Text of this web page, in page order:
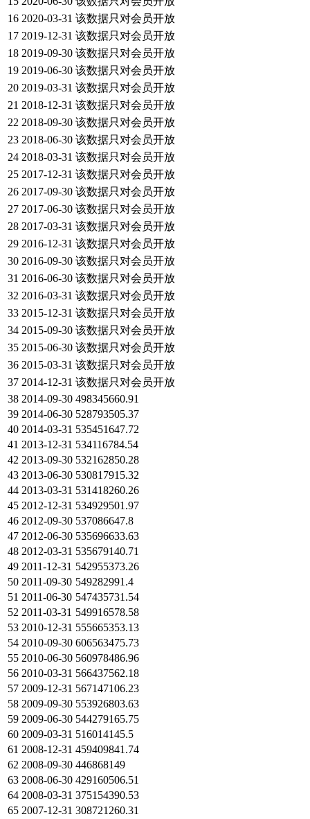
16 2020-03-31 该数据只对会员开放
17 2019-12-31 该数据只对会员开放
18 2019-09-30 该数据只对会员开放
19 2019-06-30 该数据只对会员开放
20 2019-03-31 该数据只对会员开放
21 2018-12-31 该数据只对会员开放
22 2018-09-30 该数据只对会员开放
23 2018-06-30 该数据只对会员开放
24 2018-03-31 该数据只对会员开放
25 2017-12-31 该数据只对会员开放
26 2017-09-30 该数据只对会员开放
27 2017-06-30 该数据只对会员开放
28 2017-03-31 该数据只对会员开放
29 2016-12-31 该数据只对会员开放
30 2016-09-30 该数据只对会员开放
31 2016-06-30 该数据只对会员开放
32 2016-03-31 该数据只对会员开放
33 2015-12-31 该数据只对会员开放
34 2015-09-30 该数据只对会员开放
35 2015-06-30 该数据只对会员开放
36 2015-03-31 该数据只对会员开放
37 2014-12-31 该数据只对会员开放
38 2014-09-30 498345660.91
39 2014-06-30 528793505.37
40 2014-03-31 535451647.72
41 2013-12-31 534116784.54
42 2013-09-30 532162850.28
43 2013-06-30 530817915.32
44 2013-03-31 531418260.26
45 2012-12-31 534929501.97
46 2012-09-30 537086647.8
47 2012-06-30 535696633.63
48 2012-03-31 535679140.71
49 2011-12-31 542955373.26
50 2011-09-30 549282991.4
51 2011-06-30 547435731.54
52 2011-03-31 549916578.58
53 2010-12-31 555665353.13
54 2010-09-30 606563475.73
55 2010-06-30 560978486.96
56 2010-03-31 566437562.18
57 2009-12-31 567147106.23
58 2009-09-30 553926803.63
59 2009-06-30 544279165.75
60 2009-03-31 516014145.5
61 2008-12-31 459409841.74
62 2008-09-30 446868149
63 2008-06-30 429160506.51
64 2008-03-31 375154390.53
65 2007-12-31 308721260.31